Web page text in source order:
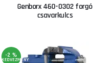
Genborx 460-0302 forgó
csavarkulcs
-2 %
KEDVEZMÉNY